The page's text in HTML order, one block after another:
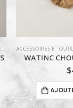
COIFFURE
ACCESSOIRES ET
$